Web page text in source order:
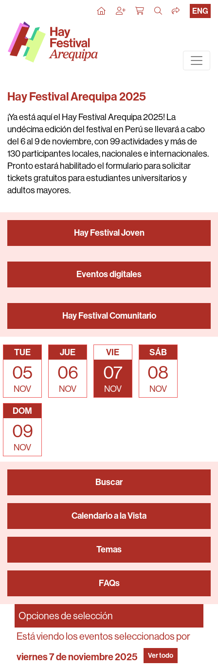
ENG
Hay Festival Arequipa 2025
¡Ya está aquí el Hay Festival Arequipa 2025! La
undécima edición del festival en Perú se llevará a cabo
del 6 al 9 de noviembre, con 99 actividades y más de
130 participantes locales, nacionales e internacionales.
Pronto estará habilitado el formulario para solicitar
tickets gratuitos para estudiantes universitarios y
adultos mayores.
Hay Festival Joven
Eventos digitales
Hay Festival Comunitario
TUE
05
NOV
JUE
06
NOV
VIE
07
NOV
SÁB
08
NOV
DOM
09
NOV
Buscar
Calendario a la Vista
Temas
FAQs
Opciones de selección
Está viendo los eventos seleccionados por
viernes 7 de noviembre 2025 Ver todo